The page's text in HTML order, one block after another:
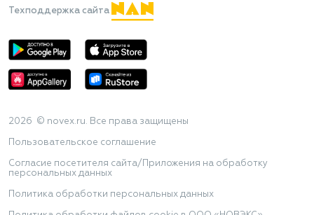
Техподдержка сайта
2026 © novex.ru. Все права защищены
Пользовательское соглашение
Согласие посетителя сайта/Приложения на обработку
персональных данных
Политика обработки персональных данных